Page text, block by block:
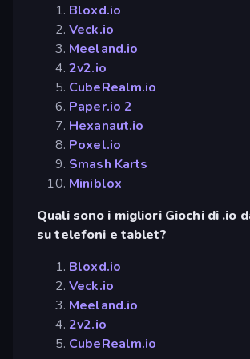
Bloxd.io
Veck.io
Meeland.io
2v2.io
CubeRealm.io
Paper.io 2
Hexanaut.io
Poxel.io
Smash Karts
Miniblox
Quali sono i migliori Giochi di .io
su telefoni e tablet?
Bloxd.io
Veck.io
Meeland.io
2v2.io
CubeRealm.io